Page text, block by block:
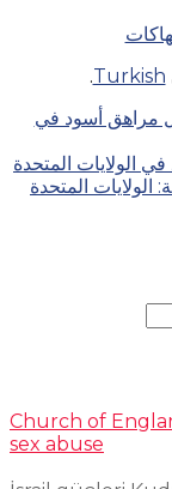
Turkish
.
مراهق أسود في
الولايات المتحدة
تشرين الثاني 2016 – الدولة: الولايات المتحدة
Church of
sex abuse